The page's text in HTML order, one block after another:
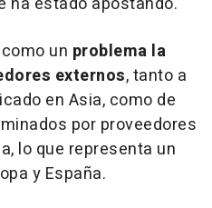
un problema la
externos, tanto a
en Asia, como de
por proveedores
lo que representa un
y España.